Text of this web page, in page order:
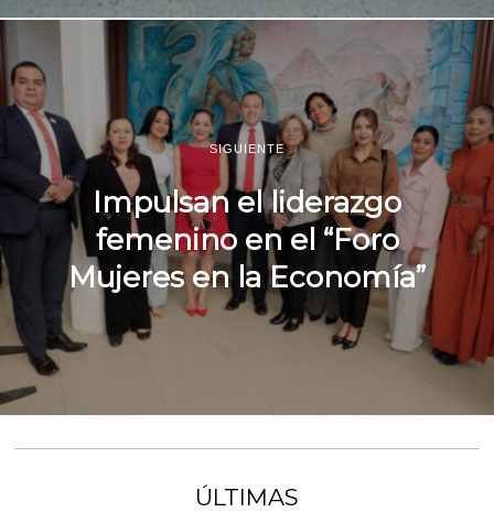
SIGUIENTE
Impulsan el liderazgo
femenino en el “Foro
Mujeres en la Economía”
ÚLTIMAS